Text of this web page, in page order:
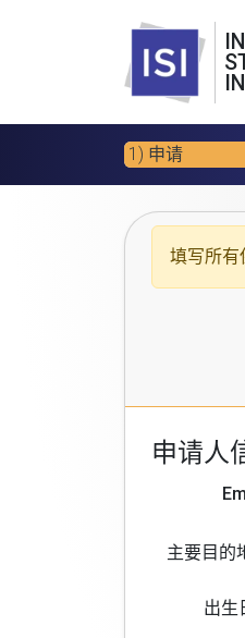
1) 申请
填写所有
申请人
主要目的
出生